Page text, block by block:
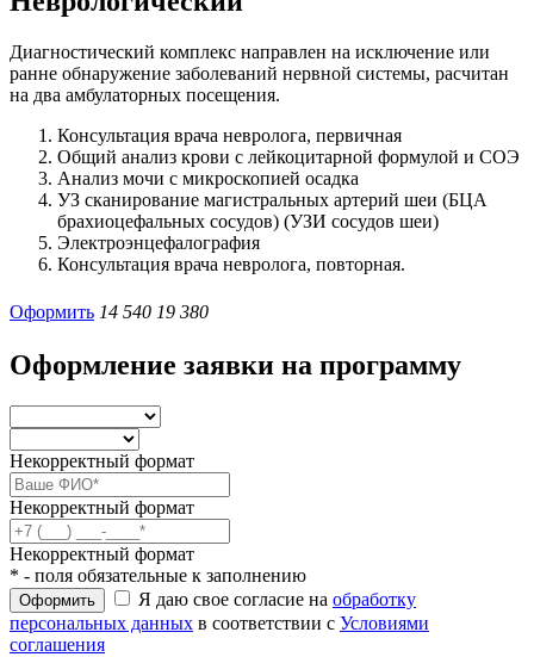
Диагностический комплекс направлен на исключение или
ранне обнаружение заболеваний нервной системы, расчитан
на два амбулаторных посещения.
Консультация врача невролога, первичная
Общий анализ крови с лейкоцитарной формулой и СОЭ
Анализ мочи с микроскопией осадка
УЗ сканирование магистральных артерий шеи (БЦА
брахиоцефальных сосудов) (УЗИ сосудов шеи)
Электроэнцефалография
Консультация врача невролога, повторная.
Оформить 14 540 19 380
Оформление заявки на программу
Некорректный формат
Некорректный формат
Некорректный формат
* - поля обязательные к заполнению
Оформить Я даю свое согласие на обработку
персональных данных в соответствии с Условиями
соглашения